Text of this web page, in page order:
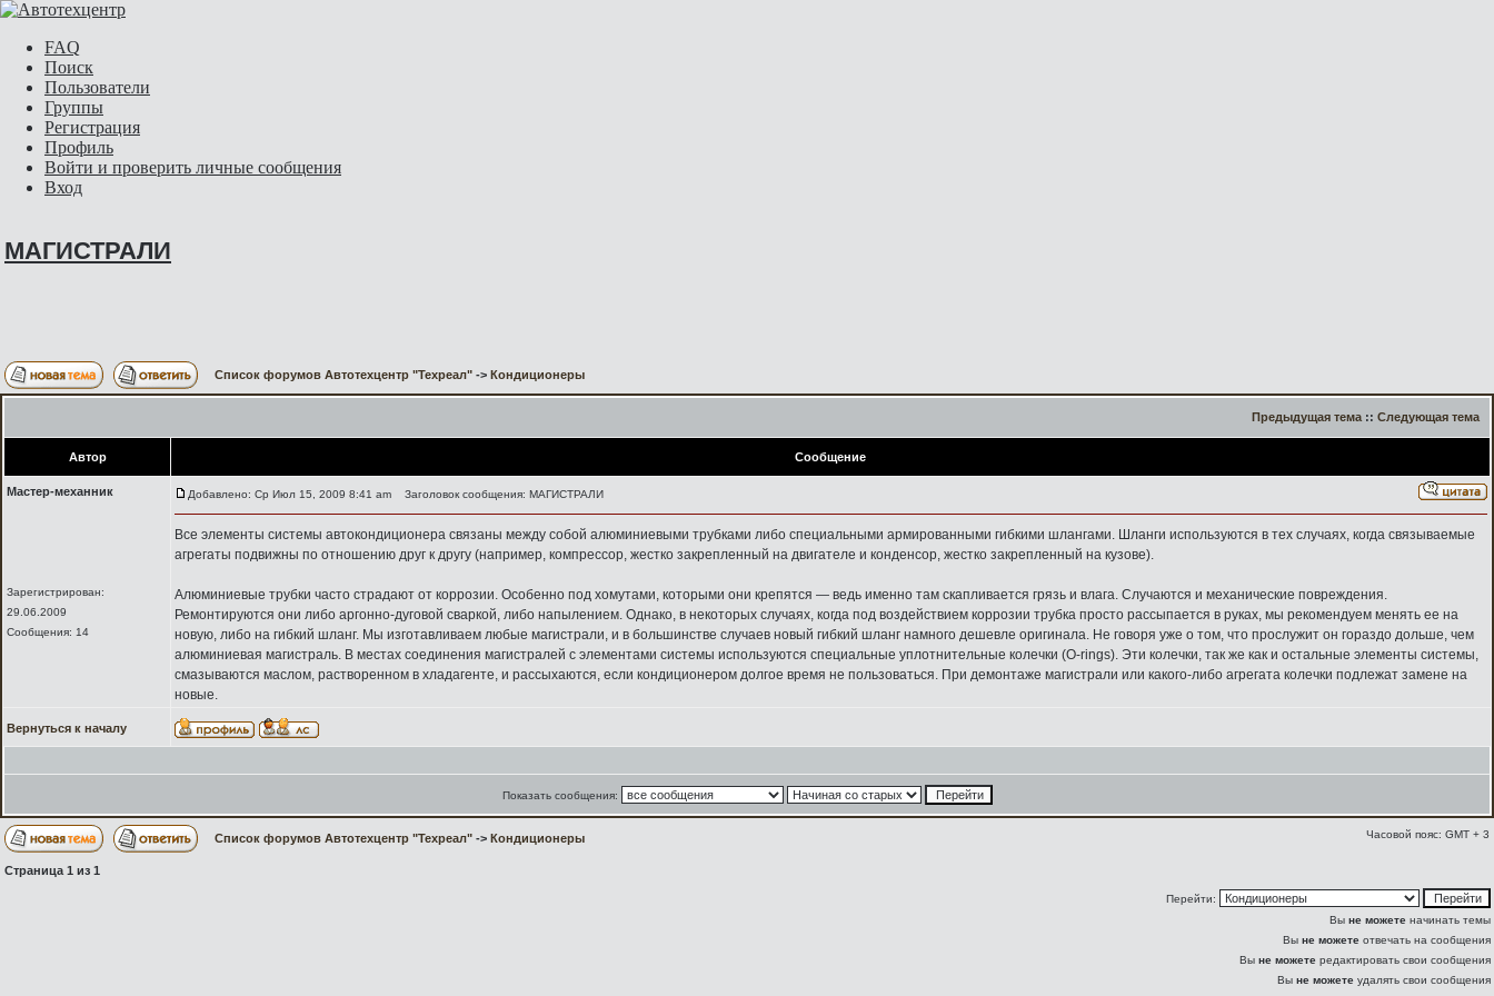
FAQ
Поиск
Пользователи
Группы
Регистрация
Профиль
Войти и проверить личные сообщения
Вход
МАГИСТРАЛИ
Список форумов Автотехцентр "Техреал" -> Кондиционеры
Предыдущая тема :: Следующая тема
Автор Сообщение
Мастер-механник
Зарегистрирован:
29.06.2009
Сообщения: 14
Добавлено: Ср Июл 15, 2009 8:41 am Заголовок сообщения: МАГИСТРАЛИ
Все элементы системы автокондиционера связаны между собой алюминиевыми трубками либо специальными армированными гибкими шлангами. Шланги используются в тех случаях, когда связываемые
агрегаты подвижны по отношению друг к другу (например, компрессор, жестко закрепленный на двигателе и конденсор, жестко закрепленный на кузове).
Алюминиевые трубки часто страдают от коррозии. Особенно под хомутами, которыми они крепятся — ведь именно там скапливается грязь и влага. Случаются и механические повреждения.
Ремонтируются они либо аргонно-дуговой сваркой, либо напылением. Однако, в некоторых случаях, когда под воздействием коррозии трубка просто рассыпается в руках, мы рекомендуем менять ее на
новую, либо на гибкий шланг. Мы изготавливаем любые магистрали, и в большинстве случаев новый гибкий шланг намного дешевле оригинала. Не говоря уже о том, что прослужит он гораздо дольше, чем
алюминиевая магистраль. В местах соединения магистралей с элементами системы используются специальные уплотнительные колечки (O-rings). Эти колечки, так же как и остальные элементы системы,
смазываются маслом, растворенном в хладагенте, и рассыхаются, если кондиционером долгое время не пользоваться. При демонтаже магистрали или какого-либо агрегата колечки подлежат замене на
новые.
Вернуться к началу
Показать сообщения:
Список форумов Автотехцентр "Техреал" -> Кондиционеры Часовой пояс: GMT + 3
Страница 1 из 1
Перейти:
Вы не можете начинать темы
Вы не можете отвечать на сообщения
Вы не можете редактировать свои сообщения
Вы не можете удалять свои сообщения